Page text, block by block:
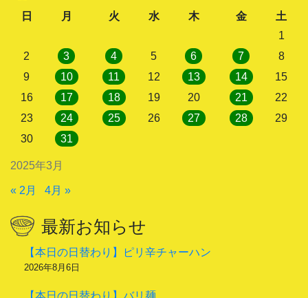
2025年3月
日 月 火 水 木 金
土
1
2
3 4 5 6 7
8
9
10 11 12 13 14
15
16
17 18 19 20 21
22
23
24 25 26 27 28
29
30
31
« 2月 4月 »
最新お知らせ
【本日の日替わり】ピリ辛チャーハン
2026年8月6日
【本日の日替わり】バリ麺